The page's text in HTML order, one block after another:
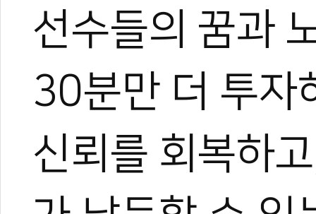
선수들의 꿈과
30분만 더 투자
신뢰를 회복하